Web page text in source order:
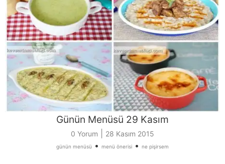
Günün Menüsü 29 Kasım
0 Yorum 28 Kasım 2015
günün menüsü • menü önerisi • ne pişirsem